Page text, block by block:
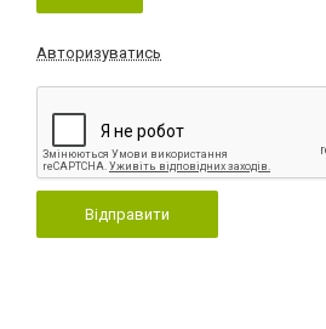
Авторизуватись
Відправити